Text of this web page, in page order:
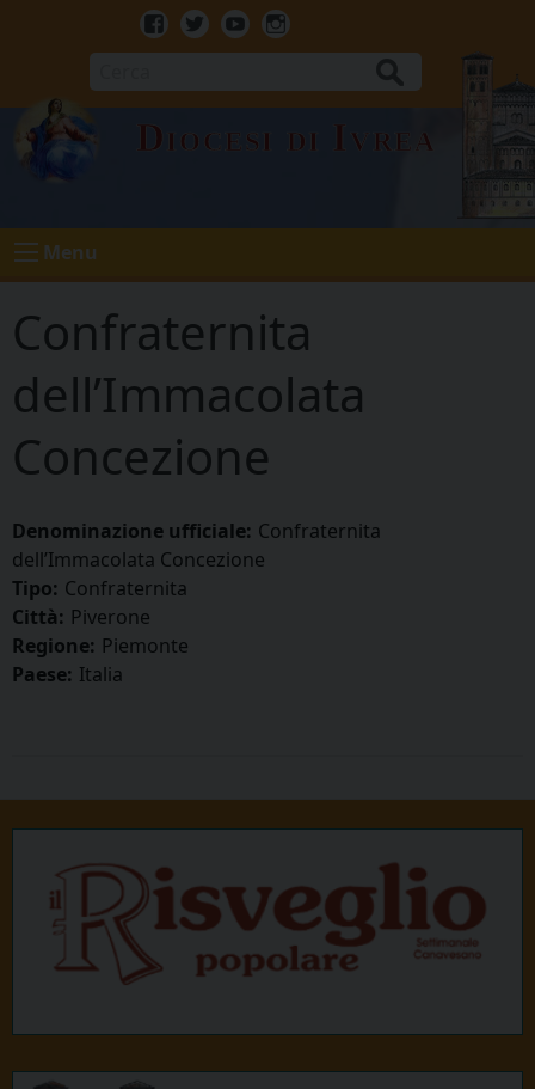
Facebook
TwitterYoutubeInstagram
Diocesi di Ivrea
Menu
Confraternita
dell’Immacolata
Concezione
Denominazione ufficiale: Confraternita
dell’Immacolata Concezione
Tipo: Confraternita
Città: Piverone
Regione: Piemonte
Paese: Italia